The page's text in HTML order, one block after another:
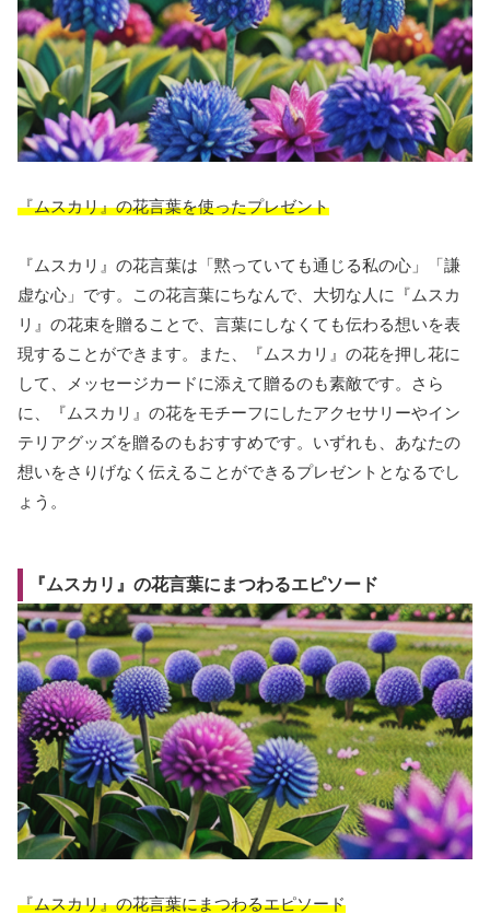
『ムスカリ』の花言葉を使ったプレゼント
『ムスカリ』の花言葉は「黙っていても通じる私の心」「謙
虚な心」です。この花言葉にちなんで、大切な人に『ムスカ
リ』の花束を贈ることで、言葉にしなくても伝わる想いを表
現することができます。また、『ムスカリ』の花を押し花に
して、メッセージカードに添えて贈るのも素敵です。さら
に、『ムスカリ』の花をモチーフにしたアクセサリーやイン
テリアグッズを贈るのもおすすめです。いずれも、あなたの
想いをさりげなく伝えることができるプレゼントとなるでし
ょう。
『ムスカリ』の花言葉にまつわるエピソード
『ムスカリ』の花言葉にまつわるエピソード